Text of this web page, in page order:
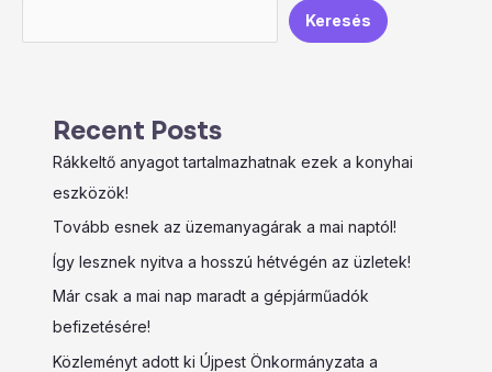
Keresés
Recent Posts
Rákkeltő anyagot tartalmazhatnak ezek a konyhai
eszközök!
Tovább esnek az üzemanyagárak a mai naptól!
Így lesznek nyitva a hosszú hétvégén az üzletek!
Már csak a mai nap maradt a gépjárműadók
befizetésére!
Közleményt adott ki Újpest Önkormányzata a